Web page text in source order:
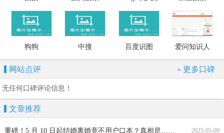
狗狗 中搜 百度识图 爱问知识人
网站点评 » 更多口碑
无任何口碑评论信息！
文章推荐
2025-05-09
重磅！5 月 10 日起结婚离婚竟不用户口本？真相是……